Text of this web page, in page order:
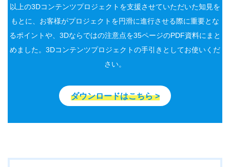
以上の3Dコンテンツプロジェクトを支援させていただいた知見を
もとに、お客様がプロジェクトを円滑に進行させる際に重要とな
るポイントや、3Dならではの注意点を35ページのPDF資料にまと
めました。3Dコンテンツプロジェクトの手引きとしてお使いくだ
さい。
ダウンロードはこちら >